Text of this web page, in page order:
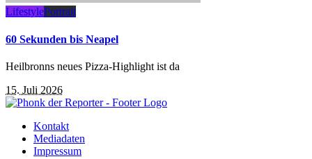
LifestylePortrait
60 Sekunden bis Neapel
Heilbronns neues Pizza-Highlight ist da
15. Juli 2026
Kontakt
Mediadaten
Impressum